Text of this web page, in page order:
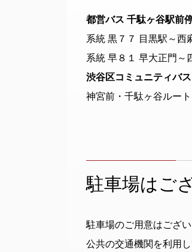
都営バス 千駄ヶ谷駅前
系統 黒７７ 目黒駅～西
系統 早８１ 早大正門～
渋谷区コミュニティバ
神宮前・千駄ヶ谷ルート
駐車場はご
駐車場のご用意はござい
公共の交通機関を利用し